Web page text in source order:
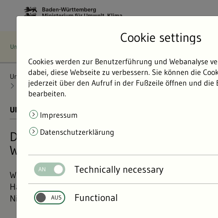
Umweltdaten Bericht: Umweltdaten 2024
Klima und Energie
Klimawandelfolgen
Wasserextreme
UMWELTDATEN BERICHT 2024
Der Klimawandel befördert
Wasserextreme
Wegen des Klimawandels nehmen sowohl die
Häufigkeit als auch die Intensität von Hoch- und
Niedrigwassern zu.
Cookie settings
Cookies werden zur Benutzerführung und Webanalyse
dabei, diese Webseite zu verbessern. Sie können die
jederzeit über den Aufruf in der Fußzeile öffnen und die
bearbeiten.
Impressum
Datenschutzerklärung
Technically necessary
Functional